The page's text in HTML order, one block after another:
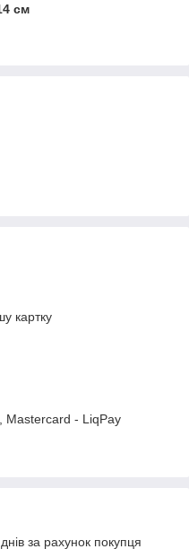
см
картку
Mastercard - LiqPay
за рахунок покупця